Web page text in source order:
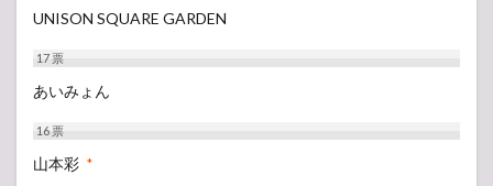
UNISON SQUARE GARDEN
17票
あいみょん
16票
山本彩 *